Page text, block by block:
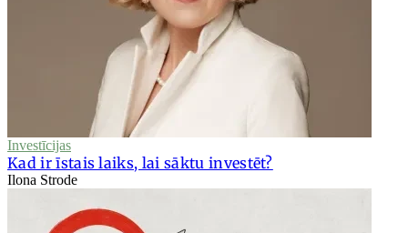
Investīcijas
Kad ir īstais laiks, lai sāktu investēt?
Ilona Strode